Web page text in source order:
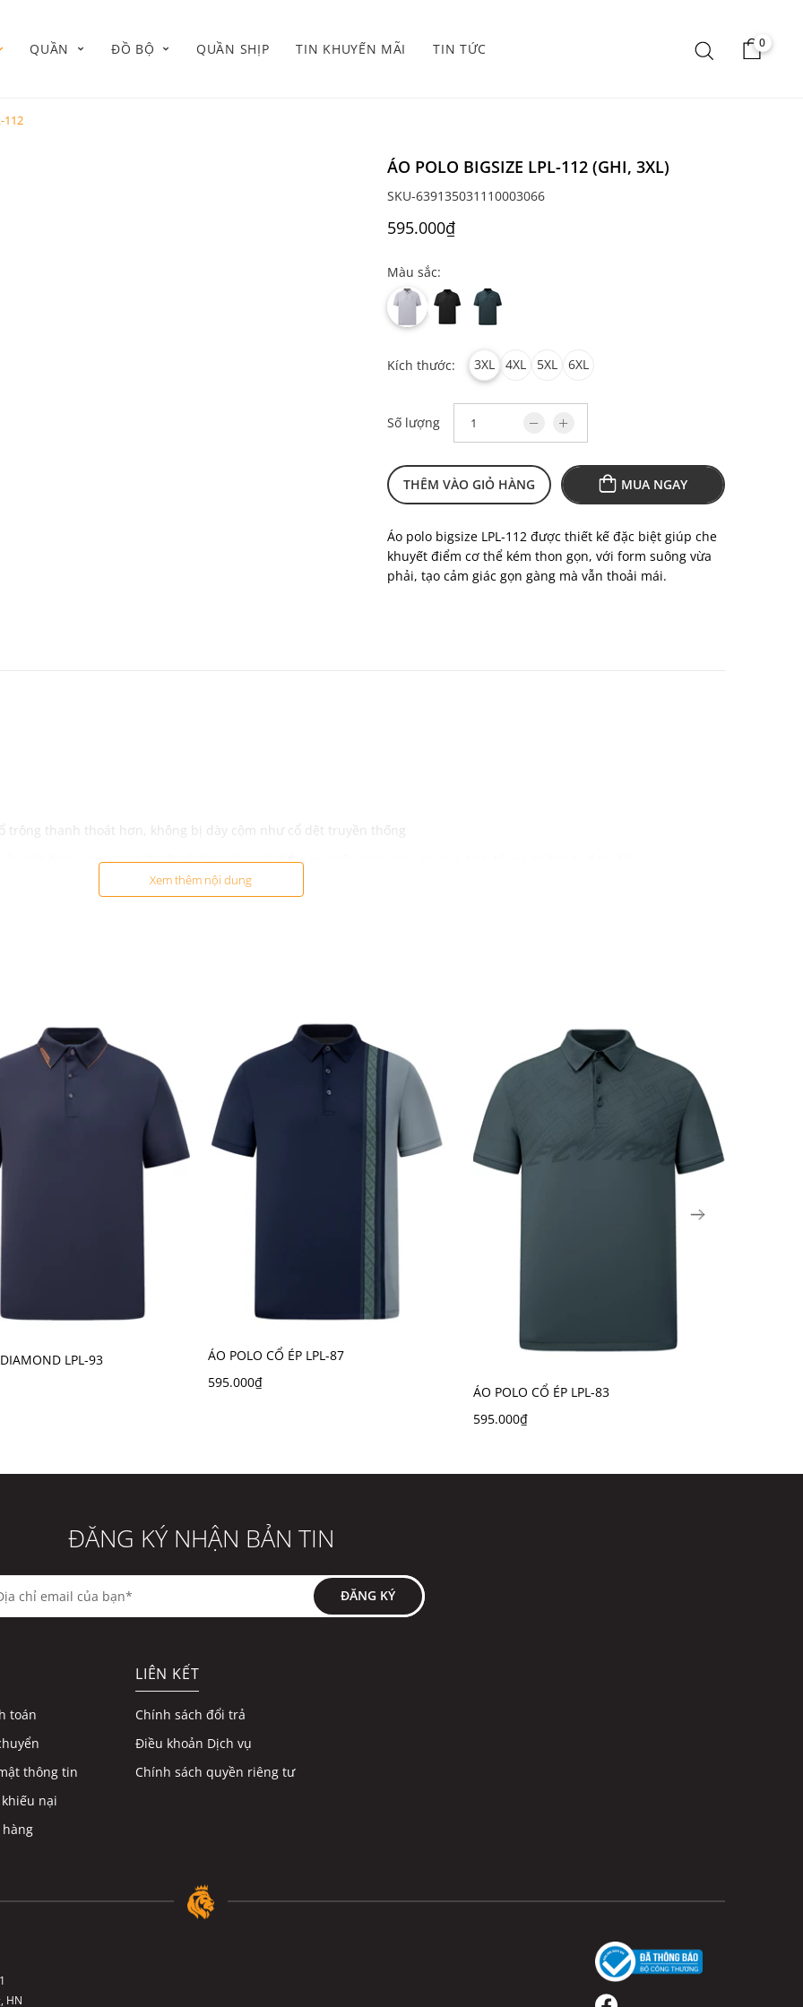
QUẦN ĐỒ BỘ QUẦN SHỊP TIN KHUYẾN MÃI TIN TỨC 0
112
ÁO POLO BIGSIZE LPL-112 (GHI, 3XL)
SKU-639135031110003066
595.000₫
Màu sắc:
Kích thước: 3XL 4XL 5XL 6XL
Số lượng
THÊM VÀO GIỎ HÀNG MUA NGAY
Áo polo bigsize LPL-112 được thiết kế đặc biệt giúp che
khuyết điểm cơ thể kém thon gọn, với form suông vừa
phải, tạo cảm giác gọn gàng mà vẫn thoải mái.
trông thanh thoát hơn, không bị dày cộm như cổ dệt truyền thống
giữ được sự lịch sự. Thiết kế đơn giản với điểm in nhấn ngực nhẹ nhàng, tinh tế mà không bị đơn điệu
giác nhẹ nhàng, dễ chịu cho người mặc
sáng khi chụp ảnh hoặc màn hình hiển thị.
Xem thêm nội dung
LPL-93
ÁO POLO CỔ ÉP LPL-87
595.000₫
ÁO POLO CỔ ÉP LPL-83
595.000₫
ĐĂNG KÝ NHẬN BẢN TIN
ĐĂNG KÝ
toán
thông tin
nại
LIÊN KẾT
Chính sách đổi trả
Điều khoản Dịch vụ
Chính sách quyền riêng tư
HN